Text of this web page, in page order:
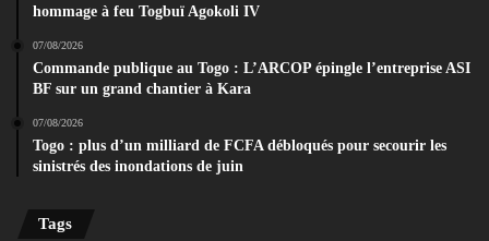
hommage à feu Togbuï Agokoli IV
07/08/2026
Commande publique au Togo : L’ARCOP épingle l’entreprise ASI
BF sur un grand chantier à Kara
07/08/2026
Togo : plus d’un milliard de FCFA débloqués pour secourir les
sinistrés des inondations de juin
Tags